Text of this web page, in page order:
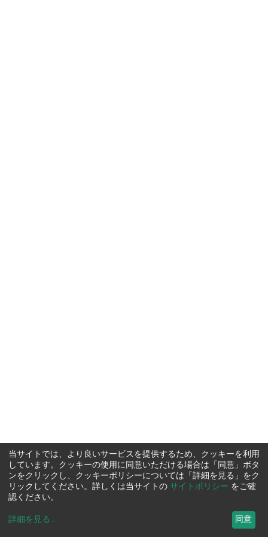
当サイトでは、より良いサービスを提供するため、クッキーを利用
しています。クッキーの使用に同意いただける場合は「同意」ボタ
ンをクリックし、クッキーポリシーについては「詳細を見る」をク
リックしてください。詳しくは当サイトの サイトポリシー をご確
認ください。
詳細を見る ... 同意